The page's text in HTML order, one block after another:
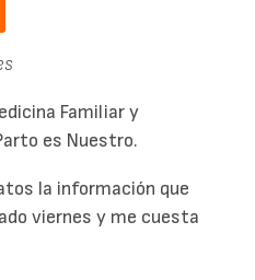
Familiar y
es Nuestro.
la información que
viernes y me cuesta